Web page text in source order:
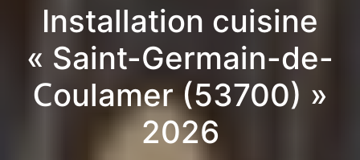
Installation cuisine
« Saint-Germain-de-
Coulamer (53700) »
2026